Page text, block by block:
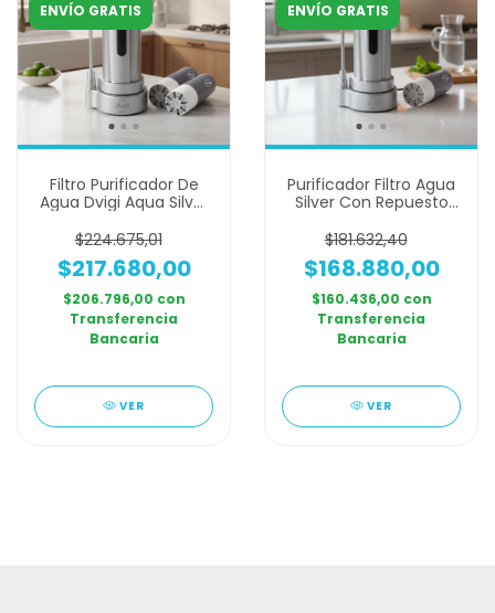
ENVÍO GRATIS
Filtro Purificador De
Agua Dvigi Aqua Silver
$224.675,01
$217.680,00
$206.796,00 con
Transferencia
Bancaria
VER
ENVÍO GRATIS
Purificador Filtro Agua
Silver Con Repuesto
$181.632,40
$168.880,00
$160.436,00 con
Transferencia
Bancaria
VER